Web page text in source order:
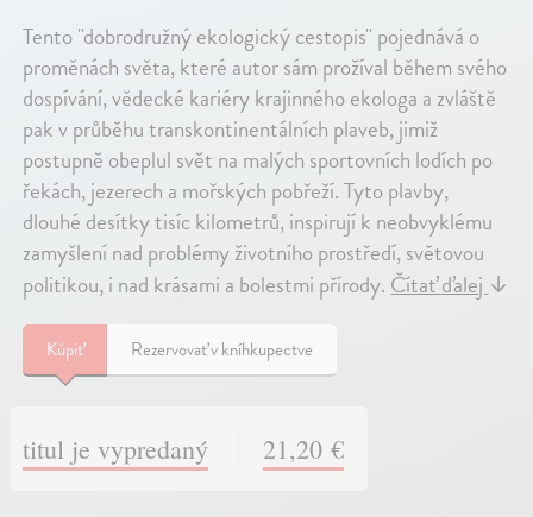
Tento "dobrodružný ekologický cestopis" pojednává o
proměnách světa, které autor sám prožíval během svého
dospívání, vědecké kariéry krajinného ekologa a zvláště
pak v průběhu transkontinentálních plaveb, jimiž
postupně obeplul svět na malých sportovních lodích po
řekách, jezerech a mořských pobřeží. Tyto plavby,
dlouhé desítky tisíc kilometrů, inspirují k neobvyklému
zamyšlení nad problémy životního prostředí, světovou
politikou, i nad krásami a bolestmi přírody.Čítať ďalej↓
Kúpiť Rezervovať v kníhkupectve
titul je vypredaný 21,20 €